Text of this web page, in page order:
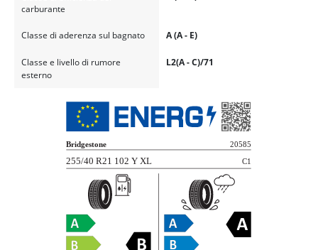
carburante
Classe di aderenza sul bagnato A (A - E)
Classe e livello di rumore
esterno
L2(A - C)/71